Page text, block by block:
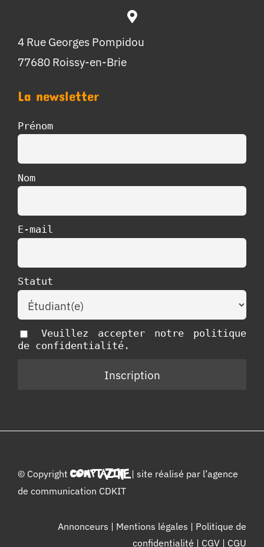
4 Rue Georges Pompidou
77680 Roissy-en-Brie
La newsletter
Prénom
Nom
E-mail
Statut
Veuillez accepter notre politique
de confidentialité.
© Copyright COMPTAZINE| site réalisé par l’agence
de communication CDKIT
Annonceurs | Mentions légales | Politique de
confidentialité | CGV | CGU